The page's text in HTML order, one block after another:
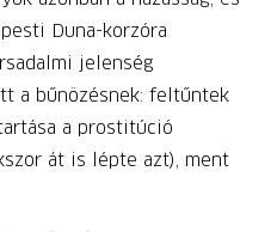
Duna-korzóra
jelenség
a bűnözésnek: feltűntek
a prostitúció
át is lépte azt), ment